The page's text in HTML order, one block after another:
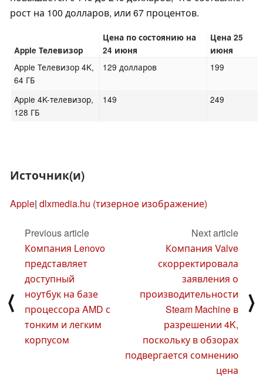
рост на 100 долларов, или 67 процентов.
Apple Телевизор
Цена по состоянию на
24 июня
Цена 25
июня
Apple Телевизор 4K,
64 ГБ
129 долларов 199
Apple 4K-телевизор,
128 ГБ
149 249
Источник(и)
Apple| dlxmedia.hu (тизерное изображение)
⟨
Previous article
Компания Lenovo
представляет
доступный
ноутбук на базе
процессора AMD с
тонким и легким
корпусом
Next article
Компания Valve
скорректировала
заявления о
производительности
Steam Machine в
разрешении 4K,
поскольку в обзорах
подвергается сомнению
цена
⟩